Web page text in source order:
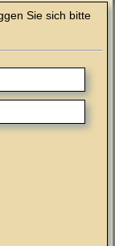
Sie sich bitte